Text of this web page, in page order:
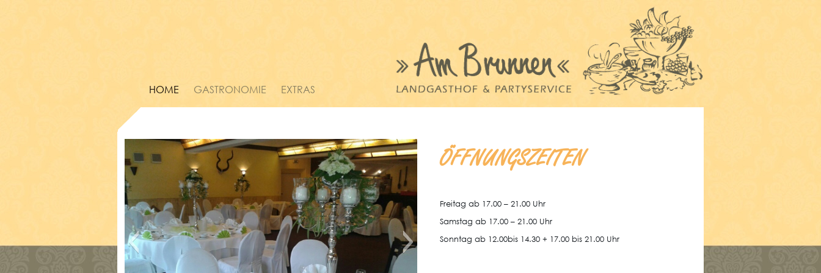
HOME GASTRONOMIE EXTRAS
ÖFFNUNGSZEITEN
Freitag ab 17.00 – 21.00 Uhr
Samstag ab 17.00 – 21.00 Uhr
Sonntag ab 12.00bis 14.30 + 17.00 bis 21.00 Uhr